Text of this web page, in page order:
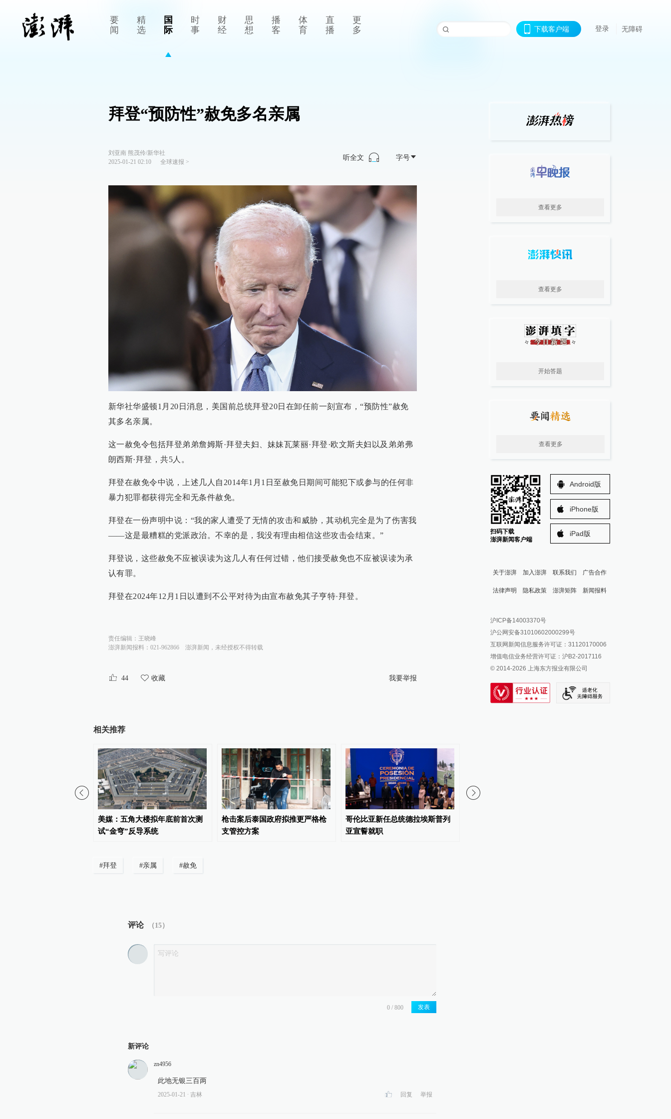
要
闻
精
选
国
际
时
事
财
经
思
想
播
客
体
育
直
播
更
多
下载客户端 登录 无障碍
拜登“预防性”赦免多名亲属
刘亚南 熊茂伶/新华社
2025-01-21 02:10
全球速报 >
听全文 字号
新华社华盛顿1月20日消息，美国前总统拜登20日在卸任前一刻宣布，“预防性”赦免
其多名亲属。
这一赦免令包括拜登弟弟詹姆斯·拜登夫妇、妹妹瓦莱丽·拜登·欧文斯夫妇以及弟弟弗
朗西斯·拜登，共5人。
拜登在赦免令中说，上述几人自2014年1月1日至赦免日期间可能犯下或参与的任何非
暴力犯罪都获得完全和无条件赦免。
拜登在一份声明中说：“我的家人遭受了无情的攻击和威胁，其动机完全是为了伤害我
——这是最糟糕的党派政治。不幸的是，我没有理由相信这些攻击会结束。”
拜登说，这些赦免不应被误读为这几人有任何过错，他们接受赦免也不应被误读为承
认有罪。
拜登在2024年12月1日以遭到不公平对待为由宣布赦免其子亨特·拜登。
责任编辑： 王晓峰
澎湃新闻报料：021-962866
澎湃新闻，未经授权不得转载
44 收藏 我要举报
相关推荐
美媒：五角大楼拟年底前首次测
试“金穹”反导系统
枪击案后泰国政府拟推更严格枪
支管控方案
哥伦比亚新任总统德拉埃斯普列
亚宣誓就职
#拜登 #亲属 #赦免
评论 （15）
发表
新评论
zn4956
此地无银三百两
2025-01-21 ∙ 吉林 回复 举报
查看更多
查看更多
开始答题
查看更多
扫码下载
澎湃新闻客户端
Android版
iPhone版
iPad版
关于澎湃 加入澎湃 联系我们 广告合作
法律声明 隐私政策 澎湃矩阵
澎湃新闻公众号
澎湃新闻抖音号
派生万物开放平台
IP SHANGHAI
SIXTH TONE
新闻报料
报料邮箱: news@thepaper.cn
沪ICP备14003370号
沪公网安备31010602000299号
互联网新闻信息服务许可证：31120170006
增值电信业务经营许可证：沪B2-2017116
© 2014-2026 上海东方报业有限公司